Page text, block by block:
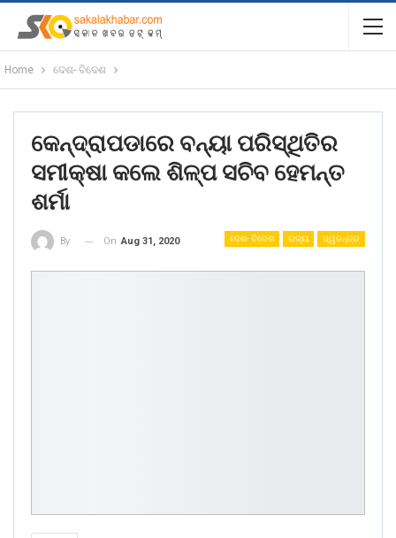
Home ଦେଶ- ବିଦେଶ
କେନ୍ଦ୍ରାପଡାରେ ବନ୍ୟା ପରିସ୍ଥିତିର
ସମୀକ୍ଷା କଲେ ଶିଳ୍ପ ସଚିବ ହେମନ୍ତ
ଶର୍ମା
ଦେଶ- ବିଦେଶ ରାଜ୍ୟ ସ୍ୱତନ୍ତ୍ର
By On Aug 31, 2020